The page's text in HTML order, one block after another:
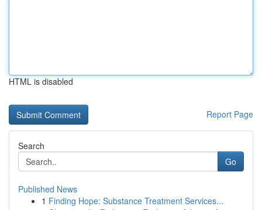
HTML is disabled
Report Page
Search
Go
Published News
1 Finding Hope: Substance Treatment Services...